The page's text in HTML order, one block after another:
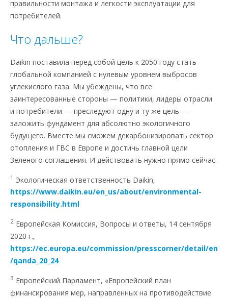
правильности монтажа и легкости эксплуатации для
потребителей.
Что дальше?
Daikin поставила перед собой цель к 2050 году стать
глобальной компанией с нулевым уровнем выбросов
углекислого газа. Мы убеждены, что все
заинтересованные стороны — политики, лидеры отрасли
и потребители — преследуют одну и ту же цель —
заложить фундамент для абсолютно экологичного
будущего. Вместе мы сможем декарбонизировать сектор
отопления и ГВС в Европе и достичь главной цели
Зеленого соглашения. И действовать нужно прямо сейчас.
1 Экологическая ответственность Daikin,
https://www.daikin.eu/en_us/about/environmental-
responsibility.html
2 Европейская Комиссия, Вопросы и ответы, 14 сентября
2020 г.,
https://ec.europa.eu/commission/presscorner/detail/en
/qanda_20_24
3 Европейский Парламент, «Европейский план
финансирования мер, направленных на противодействие